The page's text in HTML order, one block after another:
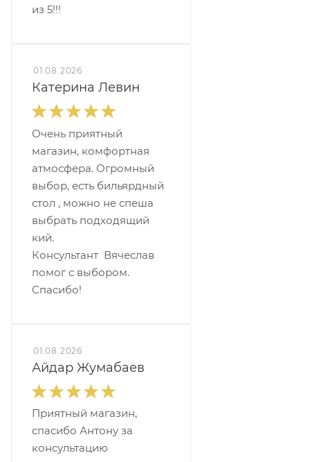
из 5!!!
01.08.2026
Катерина Левин
Очень приятный
магазин, комфортная
атмосфера. Огромный
выбор, есть бильярдный
стол , можно не спеша
выбрать подходящий
кий.
Консультант Вячеслав
помог с выбором.
Спасибо!
01.08.2026
Айдар Жумабаев
Приятный магазин,
спасибо Антону за
консультацию